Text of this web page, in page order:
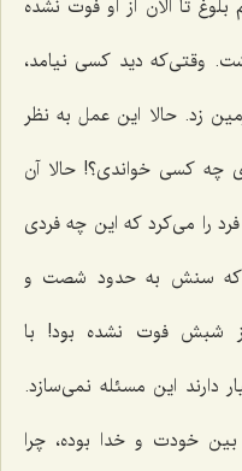
تا الان از او فوت نشده
وقتی‌كه دید كسی نیامد،
زد. حالا این عمل به نظر
چه كسی خواندی؟! حالا آن
را می‌كرد كه این چه فردی
كه سنش به حدود شصت و
شبش فوت نشده بود! با
دارند این مسئله نمی‌سازد.
خودت و خدا بوده، چرا